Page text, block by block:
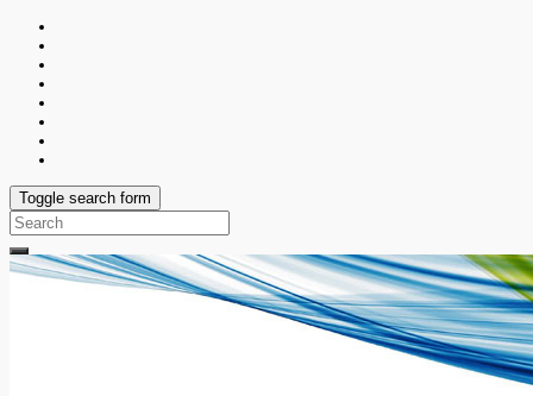
Toggle search form
Search
for: